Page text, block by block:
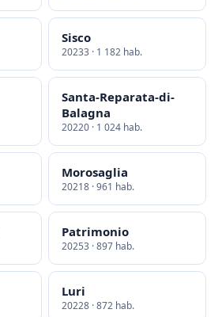
Sisco
20233 · 1 182 hab.
Santa-Reparata-di-
Balagna
20220 · 1 024 hab.
Morosaglia
20218 · 961 hab.
Patrimonio
20253 · 897 hab.
Luri
20228 · 872 hab.